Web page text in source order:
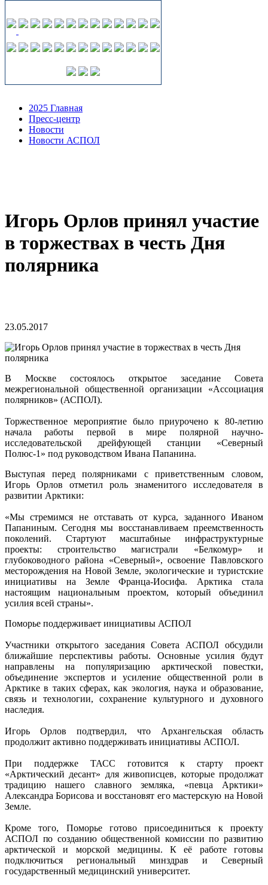
2025 Главная
Пресс-центр
Новости
Новости АСПОЛ
Игорь Орлов принял участие
в торжествах в честь Дня
полярника
23.05.2017
В Москве состоялось открытое заседание Совета
межрегиональной общественной организации «Ассоциация
полярников» (АСПОЛ).
Торжественное мероприятие было приурочено к 80-летию
начала работы первой в мире полярной научно-
исследовательской дрейфующей станции «Северный
Полюс-1» под руководством Ивана Папанина.
Выступая перед полярниками с приветственным словом,
Игорь Орлов отметил роль знаменитого исследователя в
развитии Арктики:
«Мы стремимся не отставать от курса, заданного Иваном
Папаниным. Сегодня мы восстанавливаем преемственность
поколений. Стартуют масштабные инфраструктурные
проекты: строительство магистрали «Белкомур» и
глубоководного района «Северный», освоение Павловского
месторождения на Новой Земле, экологические и туристские
инициативы на Земле Франца-Иосифа. Арктика стала
настоящим национальным проектом, который объединил
усилия всей страны».
Поморье поддерживает инициативы АСПОЛ
Участники открытого заседания Совета АСПОЛ обсудили
ближайшие перспективы работы. Основные усилия будут
направлены на популяризацию арктической повестки,
объединение экспертов и усиление общественной роли в
Арктике в таких сферах, как экология, наука и образование,
связь и технологии, сохранение культурного и духовного
наследия.
Игорь Орлов подтвердил, что Архангельская область
продолжит активно поддерживать инициативы АСПОЛ.
При поддержке ТАСС готовится к старту проект
«Арктический десант» для живописцев, которые продолжат
традицию нашего славного земляка, «певца Арктики»
Александра Борисова и восстановят его мастерскую на Новой
Земле.
Кроме того, Поморье готово присоединиться к проекту
АСПОЛ по созданию общественной комиссии по развитию
арктической и морской медицины. К её работе готовы
подключиться региональный минздрав и Северный
государственный медицинский университет.